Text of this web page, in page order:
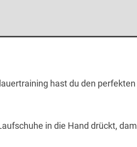
hast du den
in die Hand drückt,